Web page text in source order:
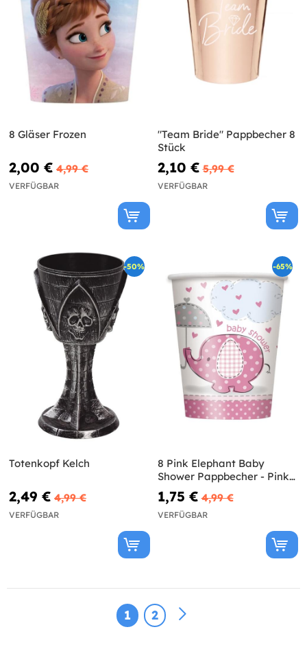
8 Gläser Frozen
2,00 € 4,99 €
VERFÜGBAR
"Team Bride" Pappbecher 8
Stück
2,10 € 5,99 €
VERFÜGBAR
-50%
Totenkopf Kelch
2,49 € 4,99 €
VERFÜGBAR
-65%
8 Pink Elephant Baby
Shower Pappbecher - Pink
Floral Elephant
1,75 € 4,99 €
VERFÜGBAR
1 2